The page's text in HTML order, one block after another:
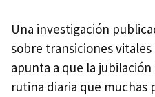
Una investigación
sobre transiciones
apunta a que la
rutina diaria que muchas